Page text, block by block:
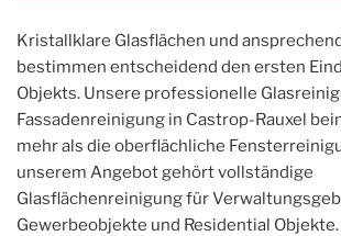
Kristallklare Glasflächen und
bestimmen entscheidend den ersten
Objekts. Unsere professionelle
Fassadenreinigung in Castrop-Rauxel
mehr als die oberflächliche
unserem Angebot gehört vollständige
Glasflächenreinigung für
Gewerbeobjekte und Residential Objekte.